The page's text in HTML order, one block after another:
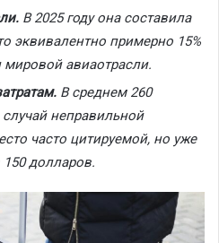
В 2025 году она составила
эквивалентно примерно 15%
авиаотрасли.
В среднем 260
неправильной
часто цитируемой, но уже
долларов.